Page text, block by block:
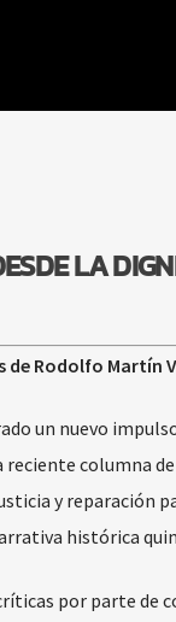
LA
de Rodolfo Martín
un nuevo
columna
y reparación
histórica
por parte de